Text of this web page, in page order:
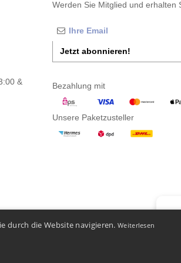
&
Werden Sie Mitglied und erhalten
Jetzt abonnieren!
Bezahlung mit
Unsere Paketzusteller
durch die Website navigieren.Weiterlesen